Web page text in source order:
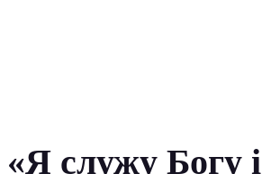
«Я служу Богу і